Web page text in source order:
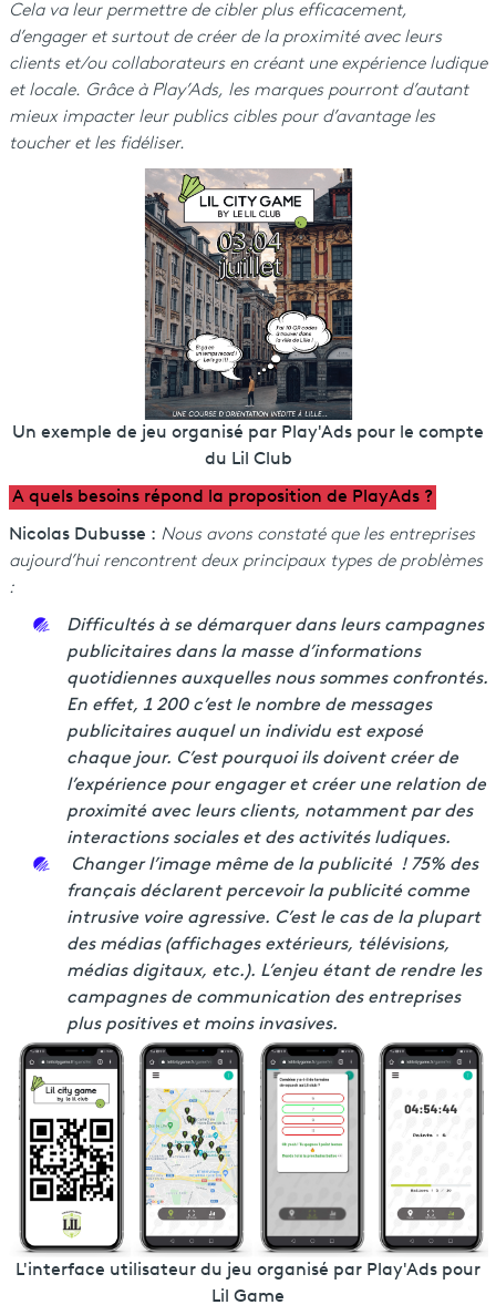
Cela va leur permettre de cibler plus efficacement,
d’engager et surtout de créer de la proximité avec leurs
clients et/ou collaborateurs en créant une expérience ludique
et locale. Grâce à Play’Ads, les marques pourront d’autant
mieux impacter leur publics cibles pour d’avantage les
toucher et les fidéliser.
Un exemple de jeu organisé par Play'Ads pour le compte
du Lil Club
A quels besoins répond la proposition de PlayAds ?
Nicolas Dubusse : Nous avons constaté que les entreprises
aujourd’hui rencontrent deux principaux types de problèmes
:
Difficultés à se démarquer dans leurs campagnes
publicitaires dans la masse d’informations
quotidiennes auxquelles nous sommes confrontés.
En effet, 1 200 c’est le nombre de messages
publicitaires auquel un individu est exposé
chaque jour. C’est pourquoi ils doivent créer de
l’expérience pour engager et créer une relation de
proximité avec leurs clients, notamment par des
interactions sociales et des activités ludiques.
Changer l’image même de la publicité ! 75% des
français déclarent percevoir la publicité comme
intrusive voire agressive. C’est le cas de la plupart
des médias (affichages extérieurs, télévisions,
médias digitaux, etc.). L’enjeu étant de rendre les
campagnes de communication des entreprises
plus positives et moins invasives.
L'interface utilisateur du jeu organisé par Play'Ads pour
Lil Game